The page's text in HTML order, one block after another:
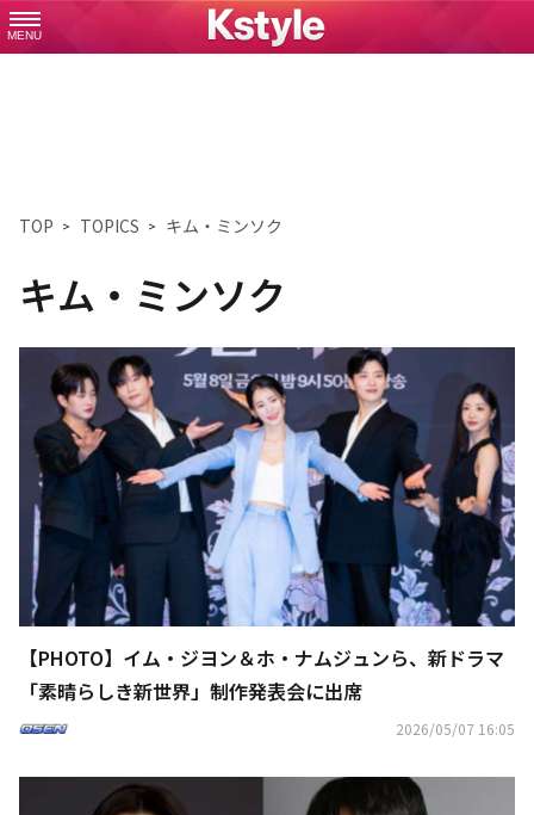
MENU
TOP TOPICS キム・ミンソク
キム・ミンソク
【PHOTO】イム・ジヨン＆ホ・ナムジュンら、新ドラマ
「素晴らしき新世界」制作発表会に出席
2026/05/07 16:05